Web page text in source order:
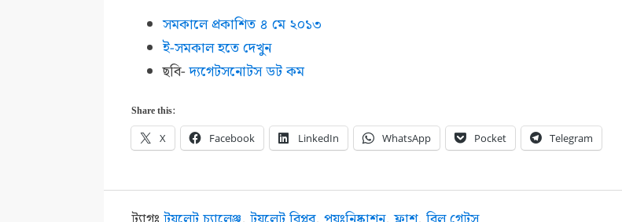
সমকালে প্রকাশিত ৪ মে ২০১৩
ই-সমকাল হতে দেখুন
ছবি-দ্যগেটসনোটস ডট কম
Share this:
X Facebook LinkedIn WhatsApp Pocket Telegram